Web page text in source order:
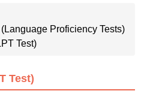
Proficiency Tests)
Test)
Test)